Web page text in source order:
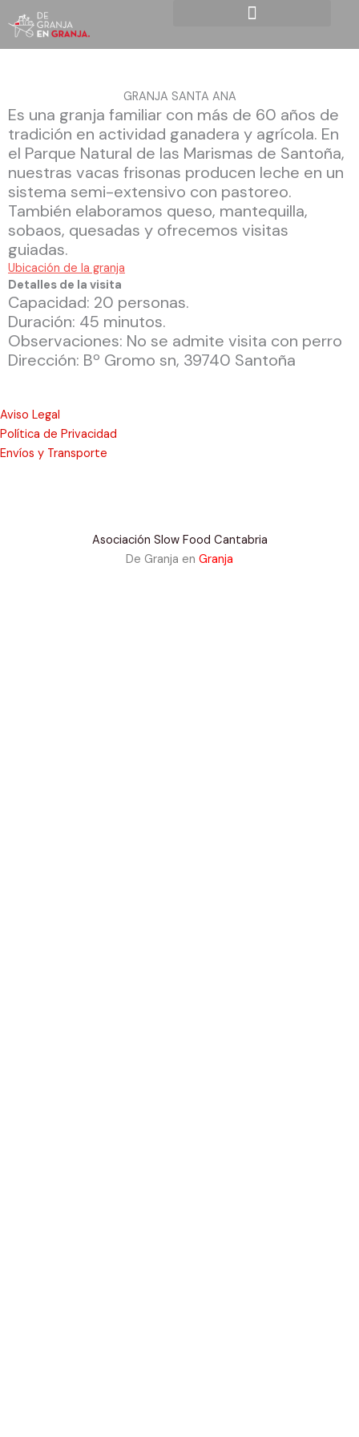
contenido
GRANJA SANTA ANA
Es una granja familiar con más de 60 años de
tradición en actividad ganadera y agrícola. En
el Parque Natural de las Marismas de Santoña,
nuestras vacas frisonas producen leche en un
sistema semi-extensivo con pastoreo.
También elaboramos queso, mantequilla,
sobaos, quesadas y ofrecemos visitas
guiadas.
Ubicación de la granja
Detalles de la visita
Capacidad: 20 personas.
Duración: 45 minutos.
Observaciones: No se admite visita con perro
Dirección: Bº Gromo sn, 39740 Santoña
Aviso Legal
Política de Privacidad
Envíos y Transporte
Asociación Slow Food Cantabria
De Granja en Granja